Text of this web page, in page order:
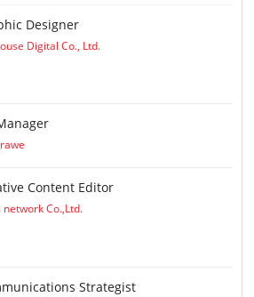
Designer
Digital Co., Ltd.
Content Editor
network Co.,Ltd.
Strategist